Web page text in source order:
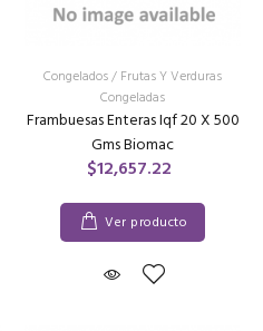
Congelados/ Frutas Y Verduras
Congeladas
Frambuesas Enteras Iqf 20 X 500
Gms Biomac
$12,657.22
Ver producto